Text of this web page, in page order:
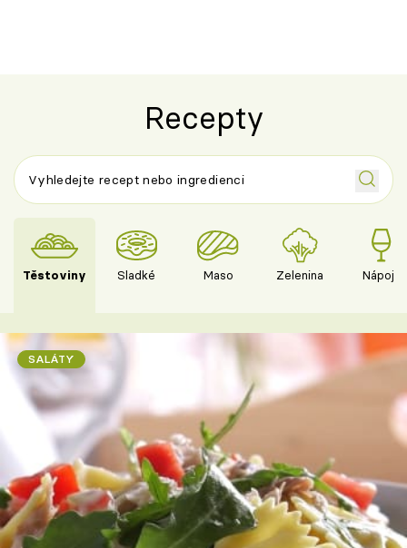
Recepty
Těstoviny Sladké Maso Zelenina Nápoje
SALÁTY